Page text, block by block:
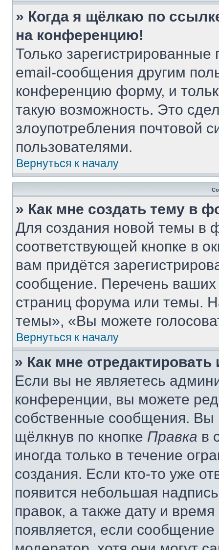
» Когда я щёлкаю по
на конференцию!
Только зарегистрированные
email-сообщения другим
конференцию форму, и
такую возможность. Это
злоупотребления почтовой
пользователями.
Вернуться к началу
» Как мне создать тему в
Для создания новой темы в
соответствующей кнопке в
вам придётся
сообщение. Перечень ваших
страниц форума или темы.
темы», «Вы можете
Вернуться к началу
» Как мне
Если вы не являетесь
конференции, вы можете
собственные сообщения. Вы
щёлкнув по кнопке Правка в
иногда только в течение
создания. Если кто-то уже
появится небольшая
правок, а также дату и
появляется, если